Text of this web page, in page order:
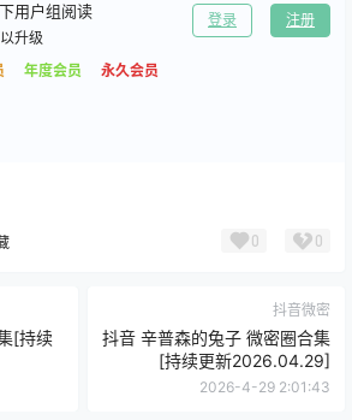
用户组阅读
升级
年度会员 永久会员
登录 注册
0 0
[持续
抖音微密
抖音 辛普森的兔子 微密圈合集
[持续更新2026.04.29]
2026-4-29 2:01:43